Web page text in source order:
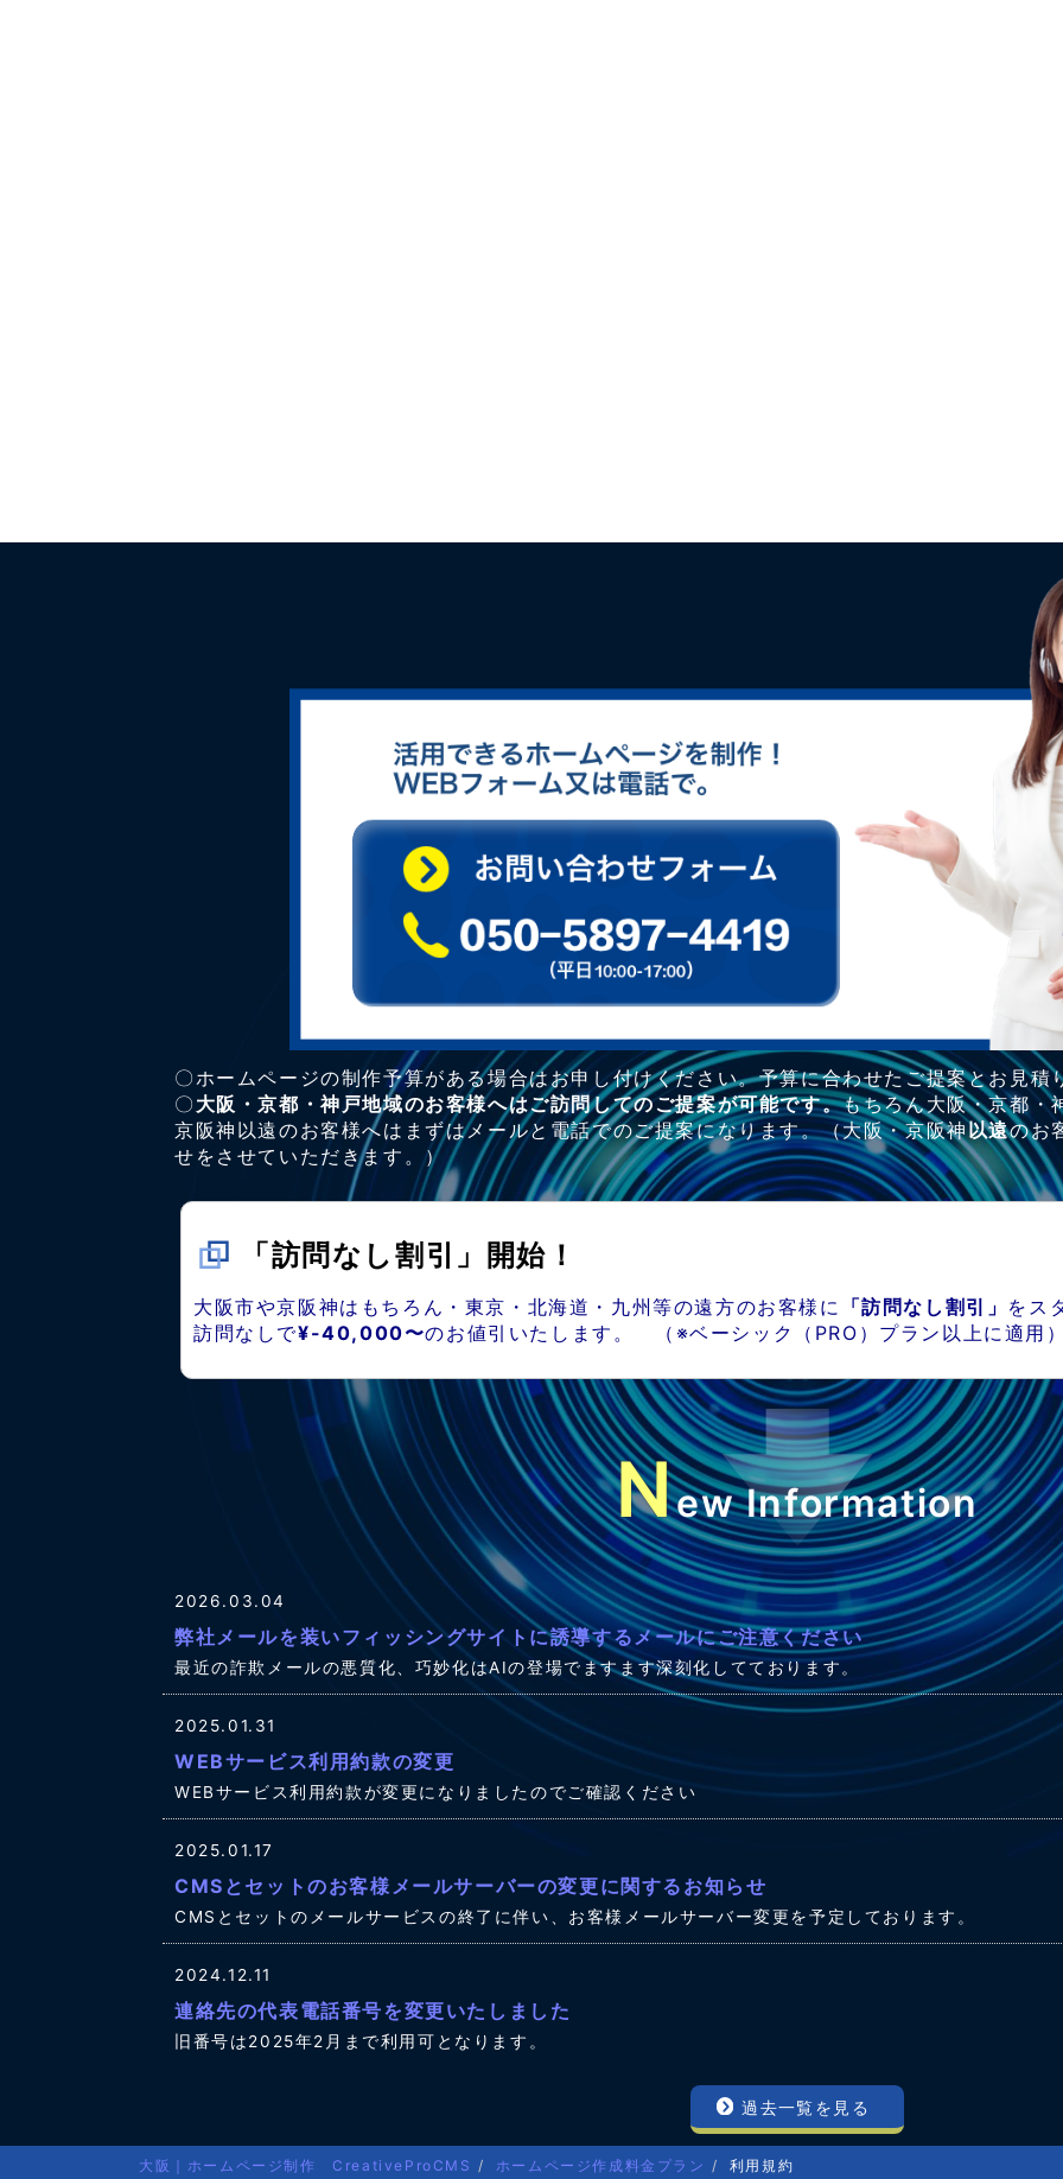
〇ホームページの制作予算がある場合はお申し付けください。予算に合わせたご提案とお見積
〇 大阪・京都・神戸地域のお客様へはご訪問してのご提案が可能です。もちろん大阪・京都・
京阪神以遠のお客様へはまずはメールと電話でのご提案になります。（大阪・京阪神以遠のお
せをさせていただきます。）
「訪問なし割引」開始！
大阪市や京阪神はもちろん・東京・北海道・九州等の遠方のお客様に 「訪問なし割引」 をス
訪問なしで¥-40,000〜のお値引いたします。 （※ベーシック（PRO）プラン以上に適用
New Information
2026.03.04
弊社メールを装いフィッシングサイトに誘導するメールにご注意ください
最近の詐欺メールの悪質化、巧妙化はAIの登場でますます深刻化してております。
2025.01.31
WEBサービス利用約款の変更
WEBサービス利用約款が変更になりましたのでご確認ください
2025.01.17
CMSとセットのお客様メールサーバーの変更に関するお知らせ
CMSとセットのメールサービスの終了に伴い、お客様メールサーバー変更を予定しております。
2024.12.11
連絡先の代表電話番号を変更いたしました
旧番号は2025年2月まで利用可となります。
過去一覧を見る
大阪｜ホームページ制作 CreativeProCMS ホームページ作成料金プラン 利用規約